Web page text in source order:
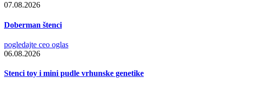
07.08.2026
Doberman štenci
pogledajte ceo oglas
06.08.2026
Stenci toy i mini pudle vrhunske genetike